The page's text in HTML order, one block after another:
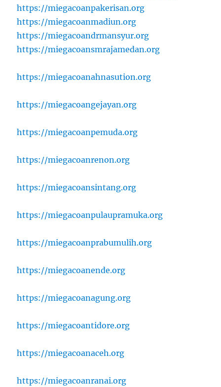
https://miegacoanpakerisan.org
https://miegacoanmadiun.org
https://miegacoandrmansyur.org
https://miegacoansmrajamedan.org
https://miegacoanahnasution.org
https://miegacoangejayan.org
https://miegacoanpemuda.org
https://miegacoanrenon.org
https://miegacoansintang.org
https://miegacoanpulaupramuka.org
https://miegacoanprabumulih.org
https://miegacoanende.org
https://miegacoanagung.org
https://miegacoantidore.org
https://miegacoanaceh.org
https://miegacoanranai.org